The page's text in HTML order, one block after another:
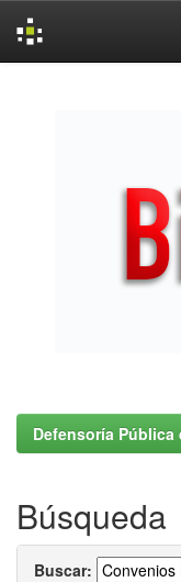
Defensoría
Búsqueda
Buscar: